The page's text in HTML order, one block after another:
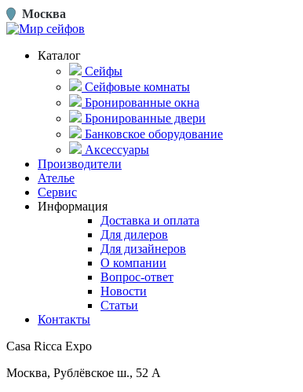
Москва
Каталог
Сейфы
Сейфовые комнаты
Бронированные окна
Бронированные двери
Банковское оборудование
Аксессуары
Производители
Ателье
Сервис
Информация
Доставка и оплата
Для дилеров
Для дизайнеров
О компании
Вопрос-ответ
Новости
Статьи
Контакты
Casa Ricca Expo
Москва, Рублёвское ш., 52 А